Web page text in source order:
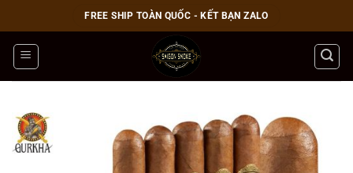
qua
nội
dung
FREE SHIP TOÀN QUỐC - KẾT BẠN ZALO